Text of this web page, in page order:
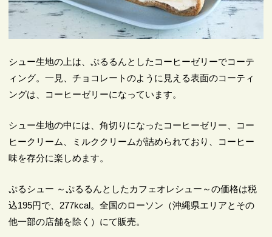
シュー生地の上は、ぷるるんとしたコーヒーゼリーでコーテ
ィング。一見、チョコレートのように見える表面のコーティ
ングは、コーヒーゼリーになっています。
シュー生地の中には、角切りになったコーヒーゼリー、コー
ヒークリーム、ミルククリームが詰められており、コーヒー
味を存分に楽しめます。
ぷるシュー ～ぷるるんとしたカフェオレシュー～の価格は税
込195円で、277kcal。全国のローソン（沖縄県エリアとその
他一部の店舗を除く）にて販売。